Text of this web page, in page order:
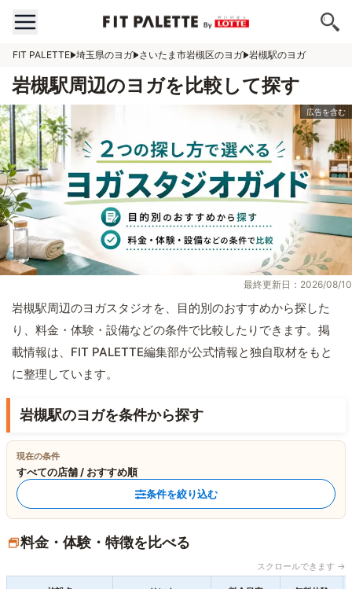
FIT PALETTE 埼玉県のヨガ さいたま市岩槻区のヨガ 岩槻駅のヨガ
岩槻駅周辺のヨガを比較して探す
最終更新日：2026/08/10
岩槻駅周辺のヨガスタジオを、目的別のおすすめから探した
り、料金・体験・設備などの条件で比較したりできます。掲
載情報は、FIT PALETTE編集部が公式情報と独自取材をもと
に整理しています。
岩槻駅のヨガを条件から探す
現在の条件
すべての店舗 / おすすめ順
条件を絞り込む
料金・体験・特徴を比べる
スクロールできます →